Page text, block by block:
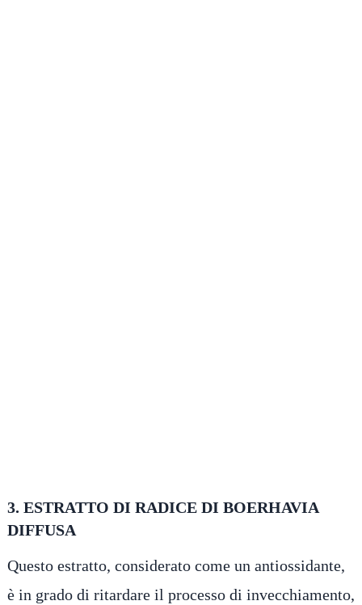
3. ESTRATTO DI RADICE DI BOERHAVIA
DIFFUSA
Questo estratto, considerato come un antiossidante,
è in grado di ritardare il processo di invecchiamento,